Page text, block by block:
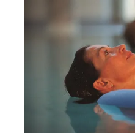
unterschiedlicher
durch die
die zahlreichen
Waldschwimmbad für
Erfrischung.